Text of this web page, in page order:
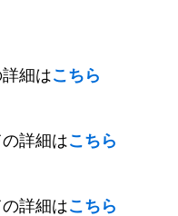
細はこちら
詳細はこちら
詳細はこちら